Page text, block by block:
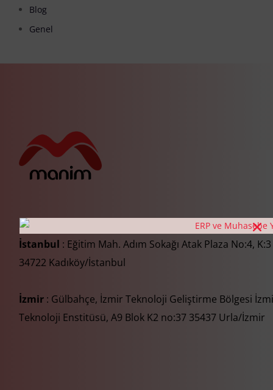
Blog
Genel
İstanbul : Eğitim Mah. Adım Sokağı Atak Plaza No:4,
34722 Kadıköy/İstanbul
İzmir : Gülbahçe, İzmir Teknoloji Geliştirme Bölgesi
Teknoloji Enstitüsü, A9 Blok K2 no:37 35437 Urla/İzmir